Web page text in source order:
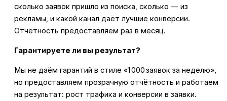
сколько заявок пришло из поиска, сколько — из
рекламы, и какой канал даёт лучшие конверсии.
Отчётность предоставляем раз в месяц.
Гарантируете ли вы результат?
Мы не даём гарантий в стиле «1 000 заявок за неделю»,
но предоставляем прозрачную отчётность и работаем
на результат: рост трафика и конверсии в заявки.